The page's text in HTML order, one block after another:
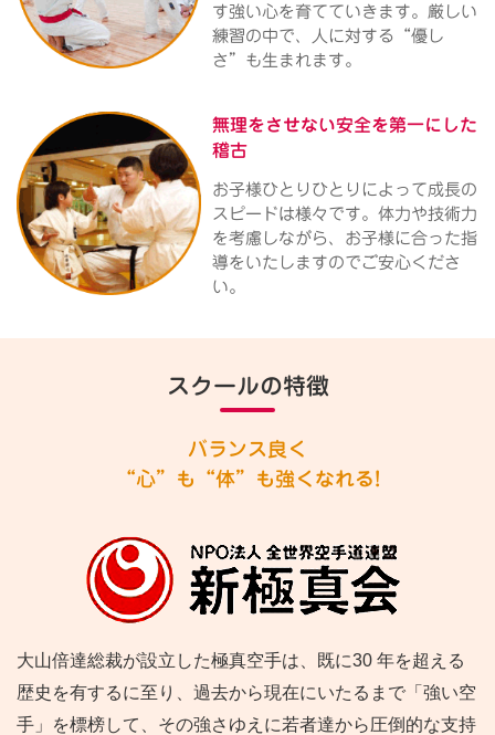
す強い心を育てていきます。厳しい
練習の中で、人に対する“優し
さ”も生まれます。
無理をさせない安全を第一にした
稽古
お子様ひとりひとりによって成長の
スピードは様々です。体力や技術力
を考慮しながら、お子様に合った指
導をいたしますのでご安心くださ
い。
スクールの特徴
バランス良く
“心”も“体”も強くなれる!
大山倍達総裁が設立した極真空手は、既に30 年を超える
歴史を有するに至り、過去から現在にいたるまで「強い空
手」を標榜して、その強さゆえに若者達から圧倒的な支持